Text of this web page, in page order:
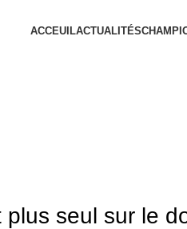
ACCEUILACTUALITÉS
plus seul sur le